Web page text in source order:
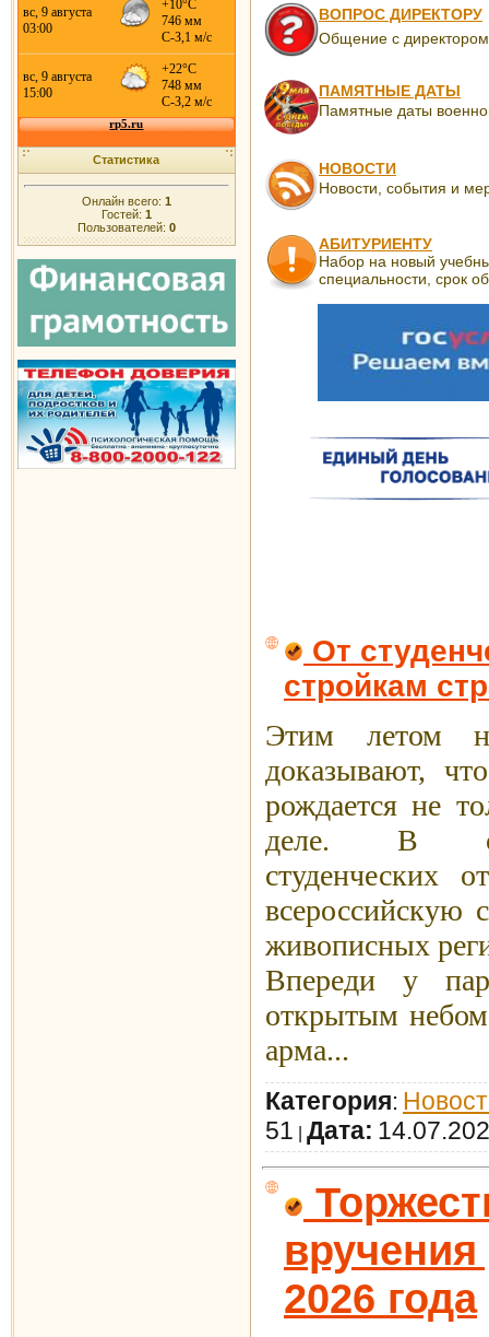
Статистика
Онлайн всего: 1
Гостей: 1
Пользователей: 0
ВОПРОС ДИРЕКТОРУ
Общение с
ПАМЯТНЫЕ ДАТЫ
Памятные даты
НОВОСТИ
Новости, события и
АБИТУРИЕНТУ
Набор на новый
специальности, срок
От
стройкам
Этим летом
доказывают,
рождается не
деле. В
студенческих
всероссийскую
живописных
Впереди у
открытым
арма...
Категория:
51 | Дата:
2026 года